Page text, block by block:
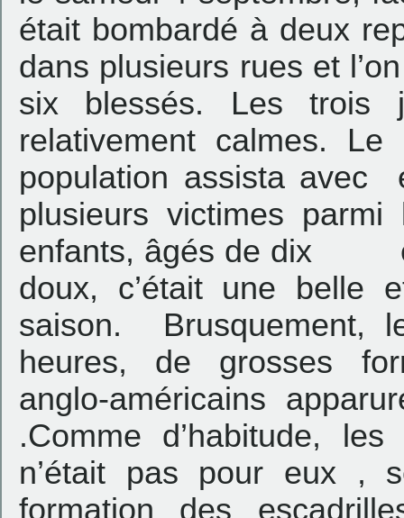
était bombardé à deux
dans plusieurs rues et
six blessés. Les trois
relativement calmes.
population assista avec
plusieurs victimes
enfants, âgés de dix et
doux, c’était une belle
saison. Brusquement,
heures, de grosses
anglo-américains
.Comme d’habitude,
n’était pas pour eux ,
formation des